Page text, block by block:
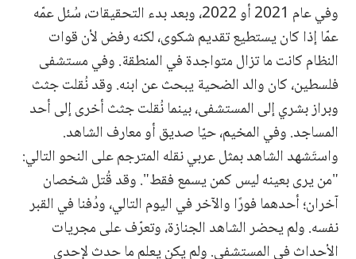
وفي عام 2021 أو 2022، وبعد بدء التحقيقات، سُئل عمّه
عمّا إذا كان يستطيع تقديم شكوى، لكنه رفض لأن قوات
النظام كانت ما تزال متواجدة في المنطقة. وفي مستشفى
فلسطين، كان والد الضحية يبحث عن ابنه. وقد نُقلت جثث
وبراز بشري إلى المستشفى، بينما نُقلت جثث أخرى إلى أحد
المساجد. وفي المخيم، حيّا صديق أو معارف الشاهد.
واستَشهد الشاهد بمثل عربي نقله المترجم على النحو التالي:
"من يرى بعينه ليس كمن يسمع فقط". وقد قُتل شخصان
آخران؛ أحدهما فورًا والآخر في اليوم التالي، ودُفنا في القبر
نفسه. ولم يحضر الشاهد الجنازة، وتعرّف على مجريات
الأحداث في المستشفى. ولم يكن يعلم ما حدث لإحدى